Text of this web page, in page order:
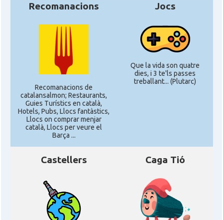
Recomanacions
Recomanacions de
catalansalmon; Restaurants,
Guies Turístics en català,
Hotels, Pubs, Llocs fantàstics,
Llocs on comprar menjar
català, Llocs per veure el
Barça ...
Jocs
Que la vida son quatre
dies, i 3 te'ls passes
treballant... (Plutarc)
Castellers Caga Tió